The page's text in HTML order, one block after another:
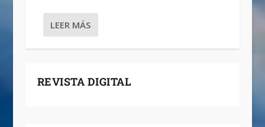
LEER MÁS
REVISTA DIGITAL